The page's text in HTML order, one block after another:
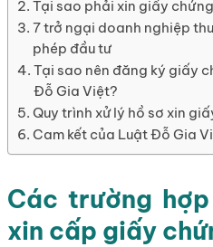
Tại sao phải xin giấy
7 trở ngại doanh nghiệp
phép đầu tư
Tại sao nên đăng ký giấy
Đỗ Gia Việt?
Quy trình xử lý hồ sơ xin
Cam kết của Luật Đỗ Gia
Các trường
xin cấp giấy